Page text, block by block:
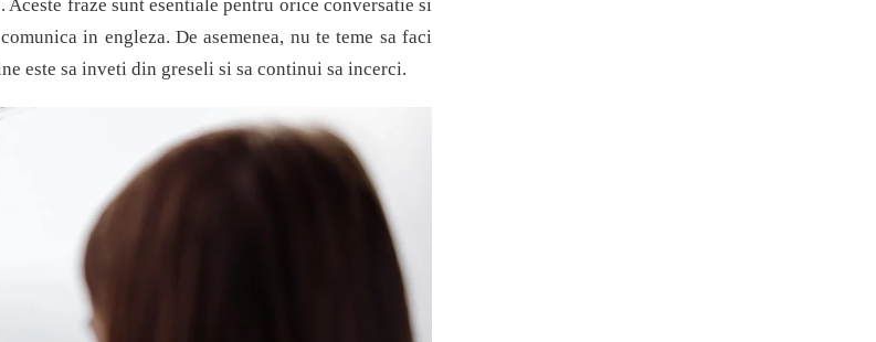
fraze sunt esentiale pentru orice conversatie si
in engleza. De asemenea, nu te teme sa faci
este sa inveti din greseli si sa continui sa incerci.